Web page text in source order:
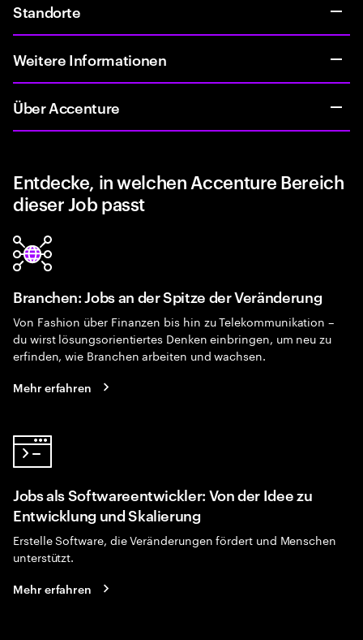
Standorte
Weitere Informationen
Über Accenture
Entdecke, in welchen Accenture Bereich
dieser Job passt
Branchen: Jobs an der Spitze der Veränderung
Von Fashion über Finanzen bis hin zu Telekommunikation –
du wirst lösungsorientiertes Denken einbringen, um neu zu
erfinden, wie Branchen arbeiten und wachsen.
Mehr erfahren
Jobs als Softwareentwickler: Von der Idee zu
Entwicklung und Skalierung
Erstelle Software, die Veränderungen fördert und Menschen
unterstützt.
Mehr erfahren